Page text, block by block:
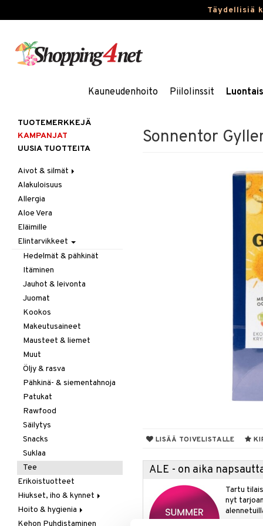
Täydellisiä
Kauneudenhoito Piilolinssit
Sonnentor
LISÄÄ TOIVELISTALLE
ALE - on aika
Tartu
nyt
TUOTEMERKKEJÄ
KAMPANJAT
UUSIA TUOTTEITA
Aivot & silmät
Muisti
Rasvahapot
Silmät
Alakuloisuus
Allergia
Aloe Vera
Eläimille
Elintarvikkeet
Hedelmät & pähkinät
Itäminen
Jauhot & leivonta
Juomat
Kookos
Makeutusaineet
Mausteet & liemet
Muut
Öljy & rasva
Pähkinä- & siementahnoja
Patukat
Rawfood
Säilytys
Snacks
Suklaa
Tee
Erikoistuotteet
Hiukset, iho & kynnet
Aurinko & pigmentti
Hiukset
Hoito & hygienia
Aurinkosuoja
Kehon Puhdistaminen